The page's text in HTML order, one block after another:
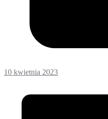
10 kwietnia 2023